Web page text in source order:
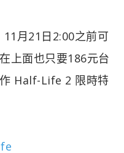
月21日2:00之前可
上面也只要186元台
Half-Life 2 限時特